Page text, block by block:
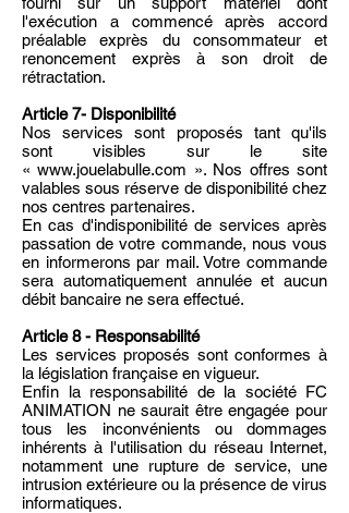
l'exécution a commencé après accord
préalable exprès du consommateur et
renoncement exprès à son droit de
rétractation.
Article 7- Disponibilité
Nos services sont proposés tant qu'ils
sont visibles sur le site
«www.jouelabulle.com ». Nos offres sont
valables sous réserve de disponibilité chez
nos centres partenaires.
En cas d'indisponibilité de services après
passation de votre commande, nous vous
en informerons par mail. Votre commande
sera automatiquement annulée et aucun
débit bancaire ne sera effectué.
Article 8 - Responsabilité
Les services proposés sont conformes à
la législation française en vigueur.
Enfin la responsabilité de la société FC
ANIMATION ne saurait être engagée pour
tous les inconvénients ou dommages
inhérents à l'utilisation du réseau Internet,
notamment une rupture de service, une
intrusion extérieure ou la présence de virus
informatiques.